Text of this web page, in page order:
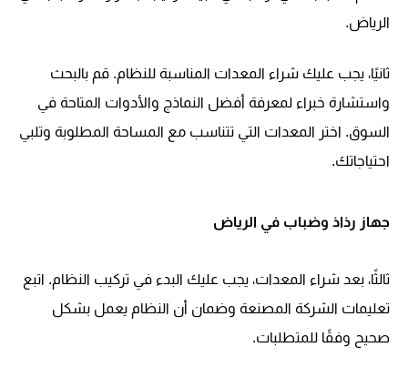
الرياض.
ثانيًا، يجب عليك شراء المعدات المناسبة للنظام. قم بالبحث
واستشارة خبراء لمعرفة أفضل النماذج والأدوات المتاحة في
السوق. اختر المعدات التي تتناسب مع المساحة المطلوبة وتلبي
احتياجاتك.
جهاز رذاذ وضباب في الرياض
ثالثًا، بعد شراء المعدات، يجب عليك البدء في تركيب النظام. اتبع
تعليمات الشركة المصنعة وضمان أن النظام يعمل بشكل
صحيح وفقًا للمتطلبات.